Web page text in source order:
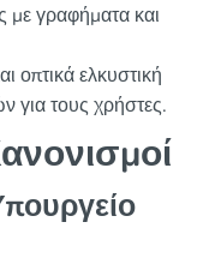
με γραφήματα και
οπτικά ελκυστική
για τους χρήστες.